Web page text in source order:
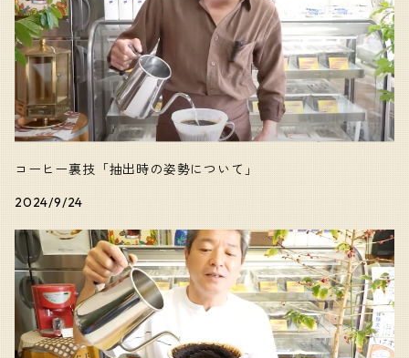
苦味のあるコーヒー
香りの良いコーヒー
コーヒー裏技「抽出時の姿勢について」
2024/9/24